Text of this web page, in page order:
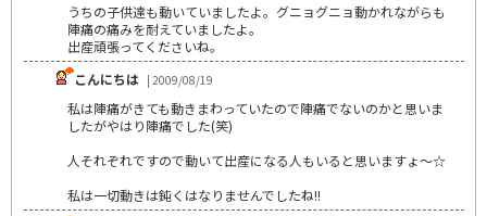
うちの子供達も動いていましたよ。グニョグニョ動かれながらも
陣痛の痛みを耐えていましたよ。
出産頑張ってくださいね。
こんにちは | 2009/08/19
私は陣痛がきても動きまわっていたので陣痛でないのかと思いま
したがやはり陣痛でした(笑)
人それぞれですので動いて出産になる人もいると思いますょ～☆
私は一切動きは鈍くはなりませんでしたね!!